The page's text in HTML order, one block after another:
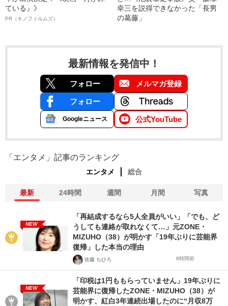
ている』》
PR（キノフィルムズ）
幸三を説得できなかった「長男
の葛藤」
最新情報を発信中！
フォロー メルマガ登録
フォロー
Googleニュース 公式YouTube
「エンタメ」記事のランキング
エンタメ 総合
最新 24時間 週間 月間 写真
NEW
「再結成するなら5人全員がいい」「でも、ど
うしても連絡が取れなくて…」元ZONE・
MIZUHO（38）が明かす「19年ぶりに芸能界
復帰」した本当の理由
佐藤 ちひろ 8時間前
NEW
「印税は1円ももらっていません」19年ぶりに
芸能界に復帰したZONE・MIZUHO（38）が
明かす、紅白3年連続出場したのに“月収8万